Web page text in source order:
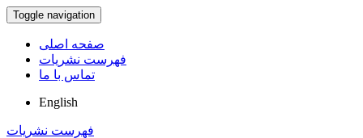
Toggle navigation
صفحه اصلی
فهرست نشریات
تماس با ما
English
فهرست نشریات